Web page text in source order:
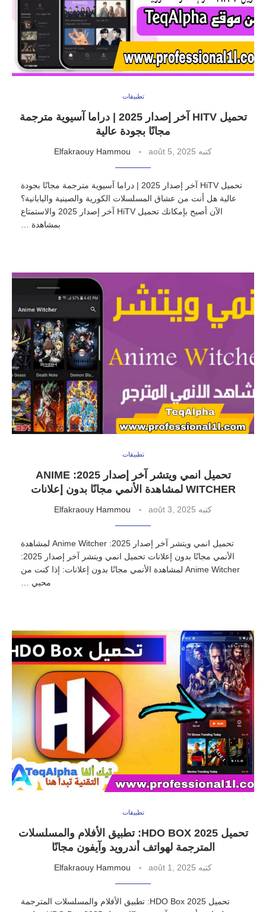
تطبيقات
تحميل HITV آخر إصدار 2025 | دراما آسيوية مترجمة
مجانًا بجودة عالية
كتبه Elfakraouy Hammou août 5, 2025
تحميل HiTV آخر إصدار 2025 | دراما آسيوية مترجمة مجانًا بجودة
عالية هل أنت من عشاق المسلسلات الكورية والصينية واليابانية؟
الآن أصبح بإمكانك تحميل HiTV آخر إصدار 2025 والاستمتاع
بمشاهدة …
تطبيقات
تحميل انمي ويتشر آخر إصدار 2025: ANIME
WITCHER لمشاهدة الأنمي مجانًا بدون إعلانات
كتبه Elfakraouy Hammou août 3, 2025
تحميل انمي ويتشر آخر إصدار 2025: Anime Witcher لمشاهدة
الأنمي مجانًا بدون إعلانات تحميل انمي ويتشر آخر إصدار 2025:
Anime Witcher لمشاهدة الأنمي مجانًا بدون إعلانات: إذا كنت من
محبي …
تطبيقات
تحميل HDO BOX 2025: تطبيق الأفلام والمسلسلات
المترجمة لهواتف أندرويد وآيفون مجانًا
كتبه Elfakraouy Hammou août 1, 2025
تحميل HDO Box 2025: تطبيق الأفلام والمسلسلات المترجمة